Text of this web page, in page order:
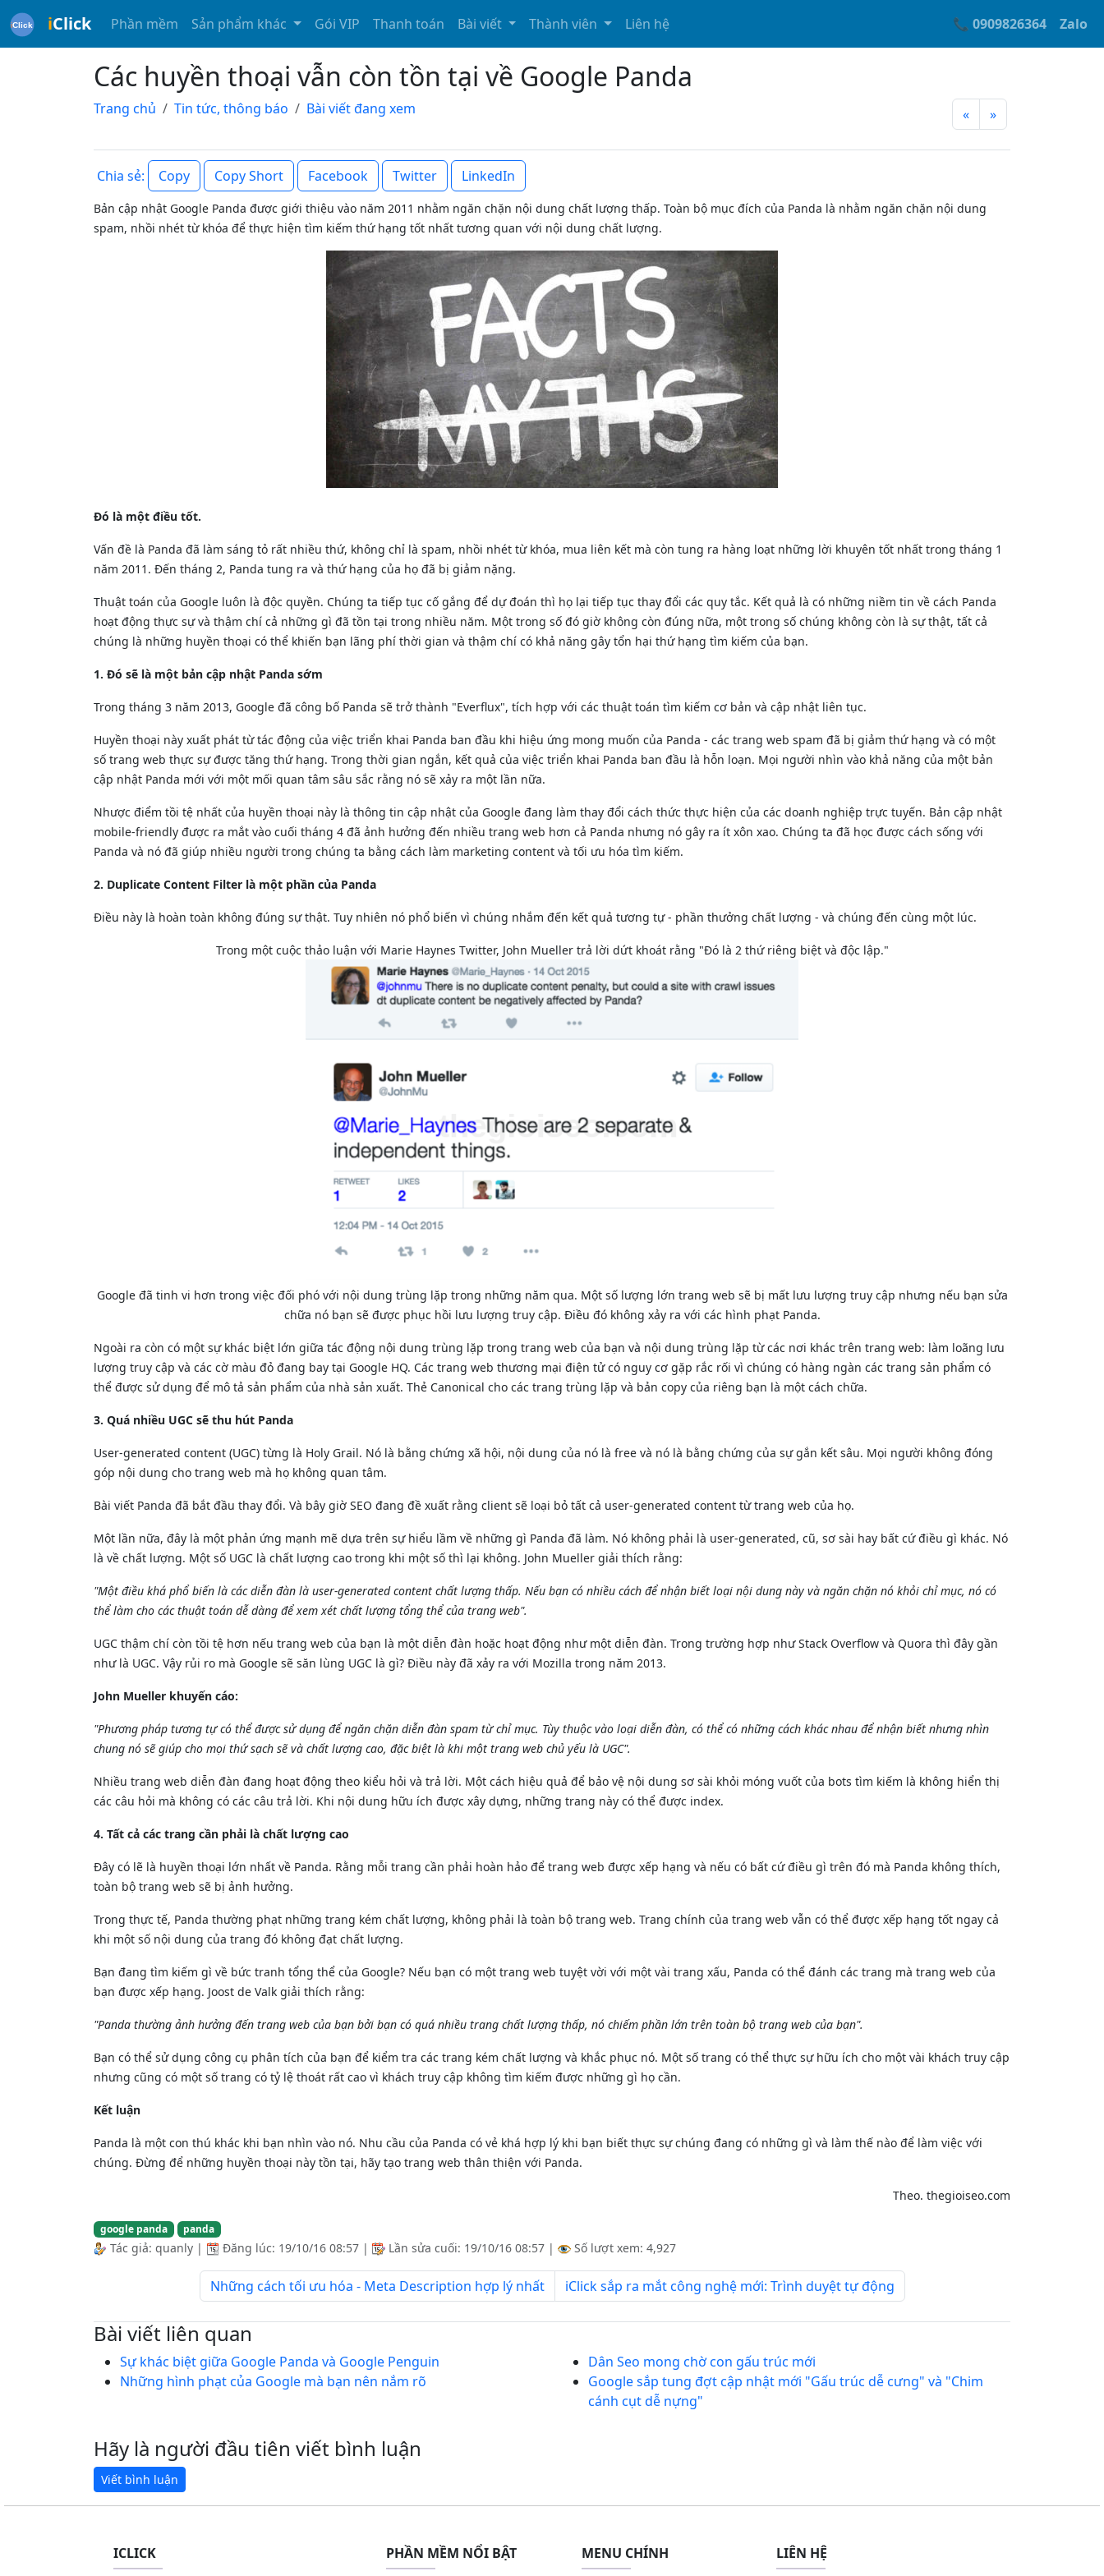
iClick Phần mềm Sản phẩm khác Gói VIP Thanh toán Bài viết Thành viên Liên hệ 📞 0909826364 Zalo
Các huyền thoại vẫn còn tồn tại về Google Panda
Trang chủ Tin tức, thông báo Bài viết đang xem « »
Chia sẻ: Copy Copy Short Facebook Twitter LinkedIn
Bản cập nhật Google Panda được giới thiệu vào năm 2011 nhằm ngăn chặn nội dung chất lượng thấp. Toàn bộ mục đích của Panda là nhằm ngăn chặn nội dung
spam, nhồi nhét từ khóa để thực hiện tìm kiếm thứ hạng tốt nhất tương quan với nội dung chất lượng.
Đó là một điều tốt.
Vấn đề là Panda đã làm sáng tỏ rất nhiều thứ, không chỉ là spam, nhồi nhét từ khóa, mua liên kết mà còn tung ra hàng loạt những lời khuyên tốt nhất trong tháng 1
năm 2011. Đến tháng 2, Panda tung ra và thứ hạng của họ đã bị giảm nặng.
Thuật toán của Google luôn là độc quyền. Chúng ta tiếp tục cố gắng để dự đoán thì họ lại tiếp tục thay đổi các quy tắc. Kết quả là có những niềm tin về cách Panda
hoạt động thực sự và thậm chí cả những gì đã tồn tại trong nhiều năm. Một trong số đó giờ không còn đúng nữa, một trong số chúng không còn là sự thật, tất cả
chúng là những huyền thoại có thể khiến bạn lãng phí thời gian và thậm chí có khả năng gây tổn hại thứ hạng tìm kiếm của bạn.
1. Đó sẽ là một bản cập nhật Panda sớm
Trong tháng 3 năm 2013, Google đã công bố Panda sẽ trở thành "Everflux", tích hợp với các thuật toán tìm kiếm cơ bản và cập nhật liên tục.
Huyền thoại này xuất phát từ tác động của việc triển khai Panda ban đầu khi hiệu ứng mong muốn của Panda - các trang web spam đã bị giảm thứ hạng và có một
số trang web thực sự được tăng thứ hạng. Trong thời gian ngắn, kết quả của việc triển khai Panda ban đầu là hỗn loạn. Mọi người nhìn vào khả năng của một bản
cập nhật Panda mới với một mối quan tâm sâu sắc rằng nó sẽ xảy ra một lần nữa.
Nhược điểm tồi tệ nhất của huyền thoại này là thông tin cập nhật của Google đang làm thay đổi cách thức thực hiện của các doanh nghiệp trực tuyến. Bản cập nhật
mobile-friendly được ra mắt vào cuối tháng 4 đã ảnh hưởng đến nhiều trang web hơn cả Panda nhưng nó gây ra ít xôn xao. Chúng ta đã học được cách sống với
Panda và nó đã giúp nhiều người trong chúng ta bằng cách làm marketing content và tối ưu hóa tìm kiếm.
2. Duplicate Content Filter là một phần của Panda
Điều này là hoàn toàn không đúng sự thật. Tuy nhiên nó phổ biến vì chúng nhắm đến kết quả tương tự - phần thưởng chất lượng - và chúng đến cùng một lúc.
Trong một cuộc thảo luận với Marie Haynes Twitter, John Mueller trả lời dứt khoát rằng "Đó là 2 thứ riêng biệt và độc lập."
Google đã tinh vi hơn trong việc đối phó với nội dung trùng lặp trong những năm qua. Một số lượng lớn trang web sẽ bị mất lưu lượng truy cập nhưng nếu bạn sửa
chữa nó bạn sẽ được phục hồi lưu lượng truy cập. Điều đó không xảy ra với các hình phạt Panda.
Ngoài ra còn có một sự khác biệt lớn giữa tác động nội dung trùng lặp trong trang web của bạn và nội dung trùng lặp từ các nơi khác trên trang web: làm loãng lưu
lượng truy cập và các cờ màu đỏ đang bay tại Google HQ. Các trang web thương mại điện tử có nguy cơ gặp rắc rối vì chúng có hàng ngàn các trang sản phẩm có
thể được sử dụng để mô tả sản phẩm của nhà sản xuất. Thẻ Canonical cho các trang trùng lặp và bản copy của riêng bạn là một cách chữa.
3. Quá nhiều UGC sẽ thu hút Panda
User-generated content (UGC) từng là Holy Grail. Nó là bằng chứng xã hội, nội dung của nó là free và nó là bằng chứng của sự gắn kết sâu. Mọi người không đóng
góp nội dung cho trang web mà họ không quan tâm.
Bài viết Panda đã bắt đầu thay đổi. Và bây giờ SEO đang đề xuất rằng client sẽ loại bỏ tất cả user-generated content từ trang web của họ.
Một lần nữa, đây là một phản ứng mạnh mẽ dựa trên sự hiểu lầm về những gì Panda đã làm. Nó không phải là user-generated, cũ, sơ sài hay bất cứ điều gì khác. Nó
là về chất lượng. Một số UGC là chất lượng cao trong khi một số thì lại không. John Mueller giải thích rằng:
"Một điều khá phổ biến là các diễn đàn là user-generated content chất lượng thấp. Nếu bạn có nhiều cách để nhận biết loại nội dung này và ngăn chặn nó khỏi chỉ mục, nó có
thể làm cho các thuật toán dễ dàng để xem xét chất lượng tổng thể của trang web".​
UGC thậm chí còn tồi tệ hơn nếu trang web của bạn là một diễn đàn hoặc hoạt động như một diễn đàn. Trong trường hợp như Stack Overflow và Quora thì đây gần
như là UGC. Vậy rủi ro mà Google sẽ săn lùng UGC là gì? Điều này đã xảy ra với Mozilla trong năm 2013.
John Mueller khuyến cáo:
"Phương pháp tương tự có thể được sử dụng để ngăn chặn diễn đàn spam từ chỉ mục. Tùy thuộc vào loại diễn đàn, có thể có những cách khác nhau để nhận biết nhưng nhìn
chung nó sẽ giúp cho mọi thứ sạch sẽ và chất lượng cao, đặc biệt là khi một trang web chủ yếu là UGC".​
Nhiều trang web diễn đàn đang hoạt động theo kiểu hỏi và trả lời. Một cách hiệu quả để bảo vệ nội dung sơ sài khỏi móng vuốt của bots tìm kiếm là không hiển thị
các câu hỏi mà không có các câu trả lời. Khi nội dung hữu ích được xây dựng, những trang này có thể được index.
4. Tất cả các trang cần phải là chất lượng cao
Đây có lẽ là huyền thoại lớn nhất về Panda. Rằng mỗi trang cần phải hoàn hảo để trang web được xếp hạng và nếu có bất cứ điều gì trên đó mà Panda không thích,
toàn bộ trang web sẽ bị ảnh hưởng.
Trong thực tế, Panda thường phạt những trang kém chất lượng, không phải là toàn bộ trang web. Trang chính của trang web vẫn có thể được xếp hạng tốt ngay cả
khi một số nội dung của trang đó không đạt chất lượng.
Bạn đang tìm kiếm gì về bức tranh tổng thể của Google? Nếu bạn có một trang web tuyệt vời với một vài trang xấu, Panda có thể đánh các trang mà trang web của
bạn được xếp hạng. Joost de Valk giải thích rằng:
"Panda thường ảnh hưởng đến trang web của bạn bởi bạn có quá nhiều trang chất lượng thấp, nó chiếm phần lớn trên toàn bộ trang web của bạn".​
Bạn có thể sử dụng công cụ phân tích của bạn để kiểm tra các trang kém chất lượng và khắc phục nó. Một số trang có thể thực sự hữu ích cho một vài khách truy cập
nhưng cũng có một số trang có tỷ lệ thoát rất cao vì khách truy cập không tìm kiếm được những gì họ cần.
Kết luận
Panda là một con thú khác khi bạn nhìn vào nó. Nhu cầu của Panda có vẻ khá hợp lý khi bạn biết thực sự chúng đang có những gì và làm thế nào để làm việc với
chúng. Đừng để những huyền thoại này tồn tại, hãy tạo trang web thân thiện với Panda.
Theo. thegioiseo.com
google panda panda
Tác giả: quanly | Đăng lúc: 19/10/16 08:57 | Lần sửa cuối: 19/10/16 08:57 | Số lượt xem: 4,927
Những cách tối ưu hóa - Meta Description hợp lý nhất iClick sắp ra mắt công nghệ mới: Trình duyệt tự động
Bài viết liên quan
Sự khác biệt giữa Google Panda và Google Penguin
Những hình phạt của Google mà bạn nên nắm rõ
Dân Seo mong chờ con gấu trúc mới
Google sắp tung đợt cập nhật mới "Gấu trúc dễ cưng" và "Chim
cánh cụt dễ nựng"
Hãy là người đầu tiên viết bình luận
ICLICK PHẦN MỀM NỔI BẬT MENU CHÍNH LIÊN HỆ